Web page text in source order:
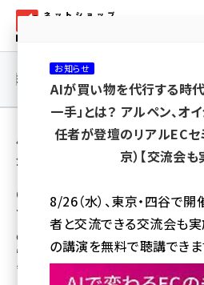
ン
ネットショッ
yahoo (1908)
楽天 (1877)
連載・特集 |
用語「クラシコム」 が使わ
全 31 記事中 1 ～ 31 を表示中
6万店の頂点に「北欧、暮らしの道具店
ペパボ初開催の「カラーミーショップ
GMOペパボはECサイト構築・運営ASP「カ
ら、優秀な店舗を表彰するカラミーショップ
具店」（運営はクラシコム）が大賞を受賞
お知らせ
AIが買い物を代行する時
一手」とは？ アルペン、オ
任者が登壇のリアルECセ
京）【交流会も
8/26（水）、東京・四谷で開
者と交流できる交流会も実
の講演を無料で聴講できま